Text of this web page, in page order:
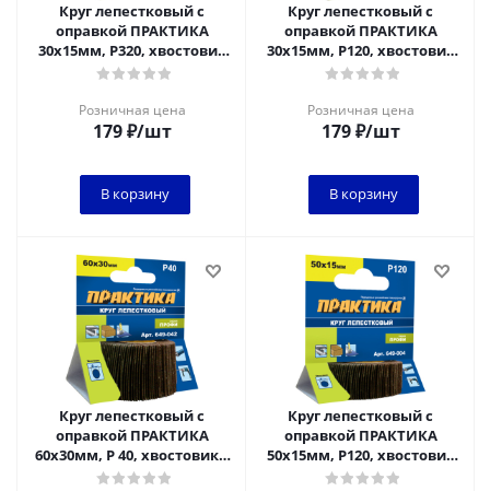
Круг лепестковый с
оправкой ПРАКТИКА
30х15мм, P320, хвостовик
6 мм, серия Профи
Розничная цена
179₽/шт
В корзину
Круг лепестковый с
оправкой ПРАКТИКА
30х15мм, P120, хвостовик
6 мм, серия Профи
Розничная цена
179₽/шт
В корзину
Круг лепестковый с
оправкой ПРАКТИКА
60х30мм, P 40, хвостовик 6
мм, серия Профи
Круг лепестковый с
оправкой ПРАКТИКА
50х15мм, P120, хвостовик
6 мм, серия Профи